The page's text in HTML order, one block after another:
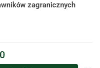
zagranicznych